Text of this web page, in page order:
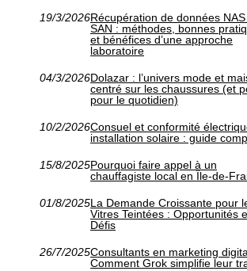
19/3/2026Récupération de données
SAN : méthodes, bonnes
et bénéfices d’une approche
laboratoire
04/3/2026Dolazar : l’univers mode et
centré sur les chaussures (et
pour le quotidien)
10/2/2026Consuel et conformité
installation solaire : guide
15/8/2025Pourquoi faire appel à un
chauffagiste local en Île-de-
01/8/2025La Demande Croissante pour
Vitres Teintées : Opportunités
Défis
26/7/2025Consultants en marketing
Comment Grok simplifie leur